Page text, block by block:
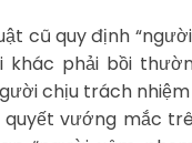
cũ quy định
khác phải bồi
chịu trách
quyết vướng mắc